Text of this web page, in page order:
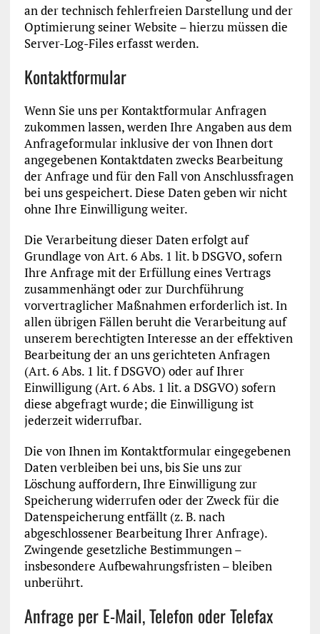
an der technisch fehlerfreien Darstellung und der
Optimierung seiner Website – hierzu müssen die
Server-Log-Files erfasst werden.
Kontaktformular
Wenn Sie uns per Kontaktformular Anfragen
zukommen lassen, werden Ihre Angaben aus dem
Anfrageformular inklusive der von Ihnen dort
angegebenen Kontaktdaten zwecks Bearbeitung
der Anfrage und für den Fall von Anschlussfragen
bei uns gespeichert. Diese Daten geben wir nicht
ohne Ihre Einwilligung weiter.
Die Verarbeitung dieser Daten erfolgt auf
Grundlage von Art. 6 Abs. 1 lit. b DSGVO, sofern
Ihre Anfrage mit der Erfüllung eines Vertrags
zusammenhängt oder zur Durchführung
vorvertraglicher Maßnahmen erforderlich ist. In
allen übrigen Fällen beruht die Verarbeitung auf
unserem berechtigten Interesse an der effektiven
Bearbeitung der an uns gerichteten Anfragen
(Art. 6 Abs. 1 lit. f DSGVO) oder auf Ihrer
Einwilligung (Art. 6 Abs. 1 lit. a DSGVO) sofern
diese abgefragt wurde; die Einwilligung ist
jederzeit widerrufbar.
Die von Ihnen im Kontaktformular eingegebenen
Daten verbleiben bei uns, bis Sie uns zur
Löschung auffordern, Ihre Einwilligung zur
Speicherung widerrufen oder der Zweck für die
Datenspeicherung entfällt (z. B. nach
abgeschlossener Bearbeitung Ihrer Anfrage).
Zwingende gesetzliche Bestimmungen –
insbesondere Aufbewahrungsfristen – bleiben
unberührt.
Anfrage per E-Mail, Telefon oder Telefax